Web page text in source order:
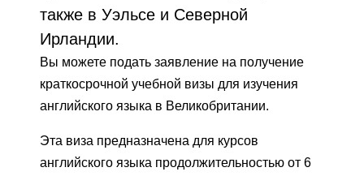
также в Уэльсе и Северной
Ирландии.
Вы можете подать заявление на получение
краткосрочной учебной визы для изучения
английского языка в Великобритании.
Эта виза предназначена для курсов
английского языка продолжительностью от 6